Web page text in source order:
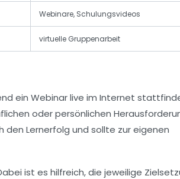
Webinare, Schulungsvideos
virtuelle Gruppenarbeit
ein Webinarlive im Internet
oder persönlichen
Lernerfolg und sollte zur eigenen
ist es hilfreich, die jeweilige